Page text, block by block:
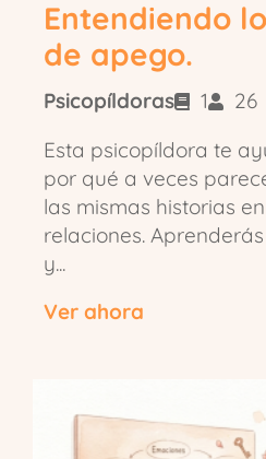
Entendiendo
de apego.
Psicopíldoras 1
26
Esta psicopíldora te
por qué a veces
las mismas historias
relaciones.
y...
Ver ahora